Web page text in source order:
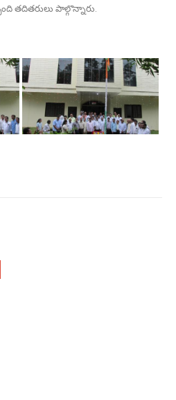
తదితరులు పాల్గొన్నారు.